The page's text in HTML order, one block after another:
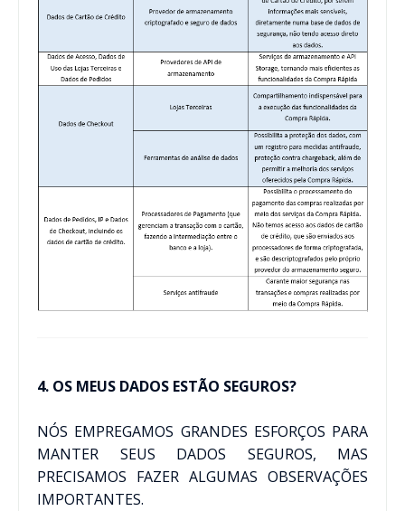
4. OS MEUS DADOS ESTÃO SEGUROS?
NÓS EMPREGAMOS GRANDES ESFORÇOS PARA
MANTER SEUS DADOS SEGUROS, MAS
PRECISAMOS FAZER ALGUMAS OBSERVAÇÕES
IMPORTANTES.